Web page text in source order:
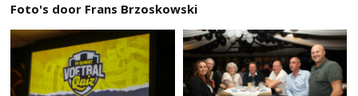
Foto's door Frans Brzoskowski